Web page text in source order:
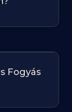
Fogyás